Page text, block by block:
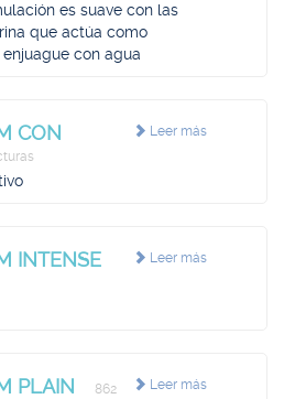
es suave con las
que actúa como
con agua
Leer más
CON
Leer más
INTENSE
Leer más
PLAIN
862